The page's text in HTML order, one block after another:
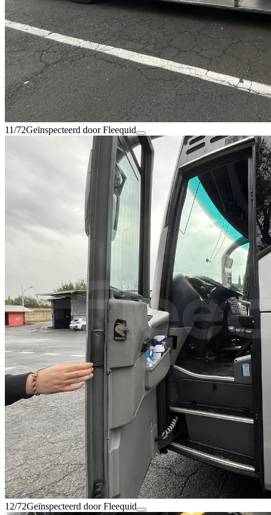
11/72Geïnspecteerd door Fleequid
12/72Geïnspecteerd door Fleequid